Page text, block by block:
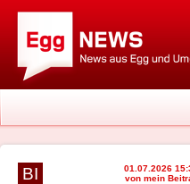
BI
01.07.2026
von mein